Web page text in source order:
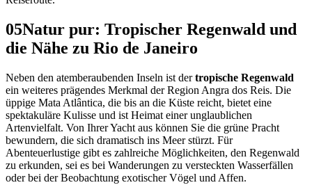
05Natur pur: Tropischer Regenwald und
die Nähe zu Rio de Janeiro
Neben den atemberaubenden Inseln ist dertropische Regenwald
ein weiteres prägendes Merkmal der Region Angra dos Reis. Die
üppige Mata Atlântica, die bis an die Küste reicht, bietet eine
spektakuläre Kulisse und ist Heimat einer unglaublichen
Artenvielfalt. Von Ihrer Yacht aus können Sie die grüne Pracht
bewundern, die sich dramatisch ins Meer stürzt. Für
Abenteuerlustige gibt es zahlreiche Möglichkeiten, den Regenwald
zu erkunden, sei es bei Wanderungen zu versteckten Wasserfällen
oder bei der Beobachtung exotischer Vögel und Affen.